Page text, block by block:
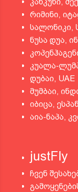
რიმინი,
სალონიკი,
ნუსა დუა,
კუალა-
დუბაი, UAE
მუმბაი,
იბიცა,
აია-ნაპა,
justFly
ჩვენ